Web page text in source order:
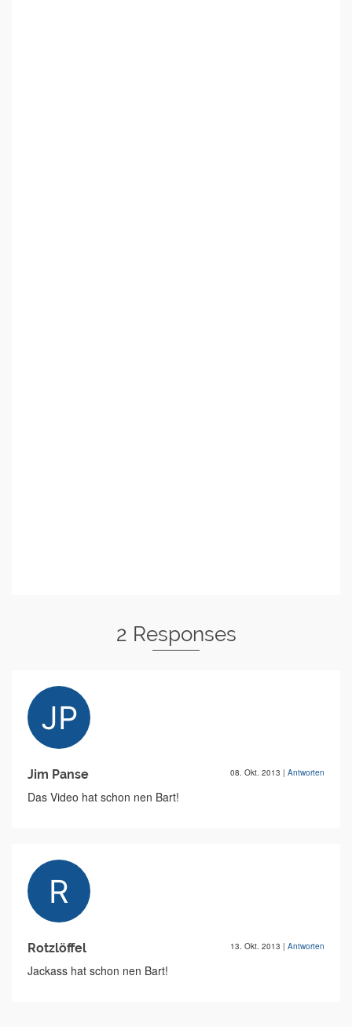
2 Responses
Jim Panse 08. Okt. 2013 | Antworten
Das Video hat schon nen Bart!
Rotzlöffel 13. Okt. 2013 | Antworten
Jackass hat schon nen Bart!